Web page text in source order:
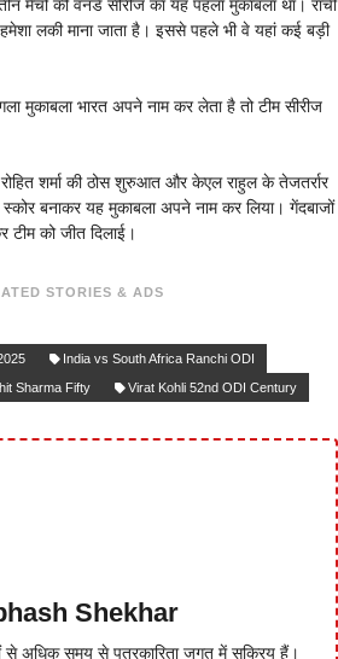
मैचों की वनडे सीरीज का यह पहला मुकाबला था। रांची
लकी माना जाता है। इससे पहले भी वे यहां कई बड़ी
मुकाबला भारत अपने नाम कर लेता है तो टीम सीरीज
शर्मा की ठोस शुरुआत और केएल राहुल के तेजतर्रार
बनाकर यह मुकाबला अपने नाम कर लिया। गेंदबाजों
टीम को जीत दिलाई।
STORIES & ADS
India vs South Africa Ranchi ODI
Sharma Fifty Virat Kohli 52nd ODI Century
Shekhar
से अधिक समय से पत्रकारिता जगत में सक्रिय हैं।